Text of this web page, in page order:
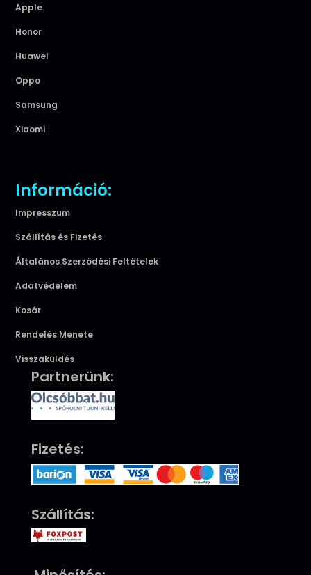
Apple
Honor
Huawei
Oppo
Samsung
Xiaomi
Információ:
Impresszum
Szállítás és Fizetés
Általános Szerződési Feltételek
Adatvédelem
Kosár
Rendelés Menete
Visszaküldés
Partnerünk:
Fizetés:
Szállítás: